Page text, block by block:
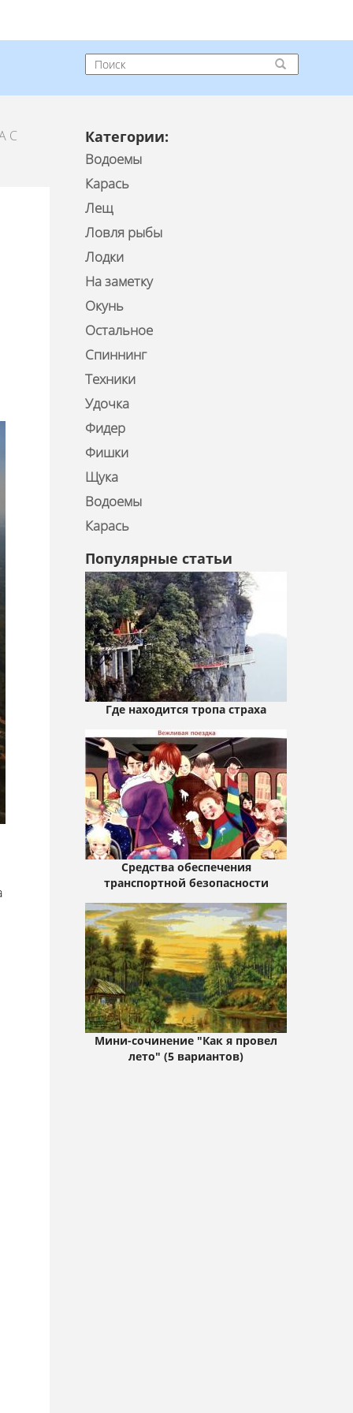
С Категории:
Водоемы
Карась
Лещ
Ловля рыбы
Лодки
На заметку
Окунь
Остальное
Спиннинг
Техники
Удочка
Фидер
Фишки
Щука
Водоемы
Карась
Популярные статьи
Где находится тропа страха
Средства обеспечения
транспортной безопасности
Мини-сочинение "Как я провел
лето" (5 вариантов)